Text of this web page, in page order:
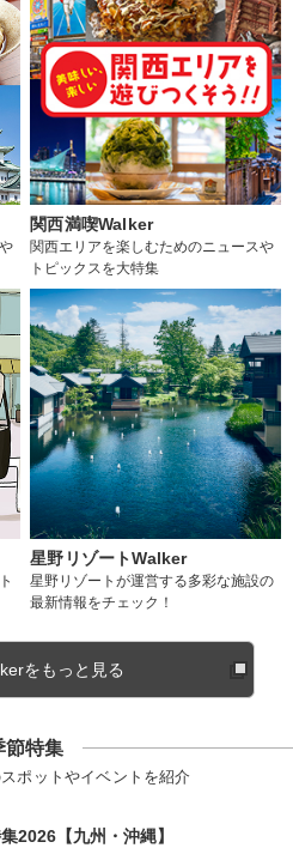
関西満喫Walker
関西エリアを楽しむためのニュースや
トピックスを大特集
星野リゾートWalker
星野リゾートが運営する多彩な施設の
最新情報をチェック！
をもっと見る
節特集
ポットやイベントを紹介
2026【九州・沖縄】